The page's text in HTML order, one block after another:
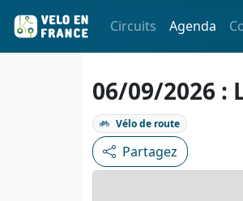
Circuits Agenda
06/09/2026 :
Vélo de route
Partagez